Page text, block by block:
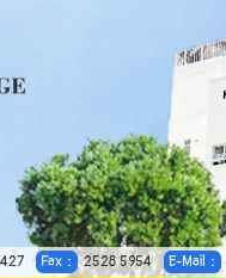
Fax： 2528 5954 E-Mail：